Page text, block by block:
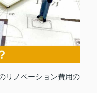
リノベーション費用の